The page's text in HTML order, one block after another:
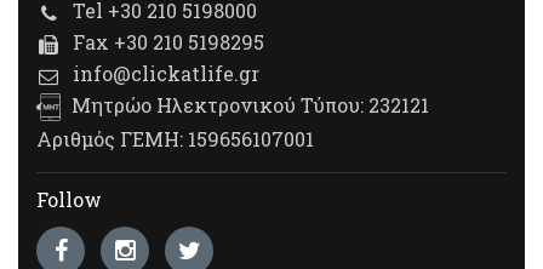
Tel +30 210 5198000
Fax +30 210 5198295
info@clickatlife.gr
Μητρώο Ηλεκτρονικού Τύπου: 232121
Αριθμός ΓΕΜΗ: 159656107001
Follow